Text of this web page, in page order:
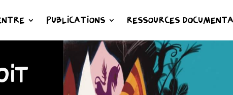
PUBLICATIONS RESSOURCES